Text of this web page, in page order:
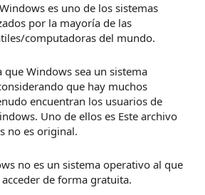
es uno de los sistemas
por la mayoría de las
computadoras del mundo.
que Windows sea un sistema
que hay muchos
encuentran los usuarios de
Uno de ellos es Este archivo
no es original.
no es un sistema operativo al que
de forma gratuita.